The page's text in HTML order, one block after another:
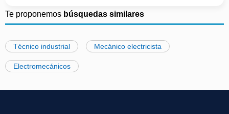
Te proponemos búsquedas similares
Técnico industrial Mecánico electricista
Electromecánicos